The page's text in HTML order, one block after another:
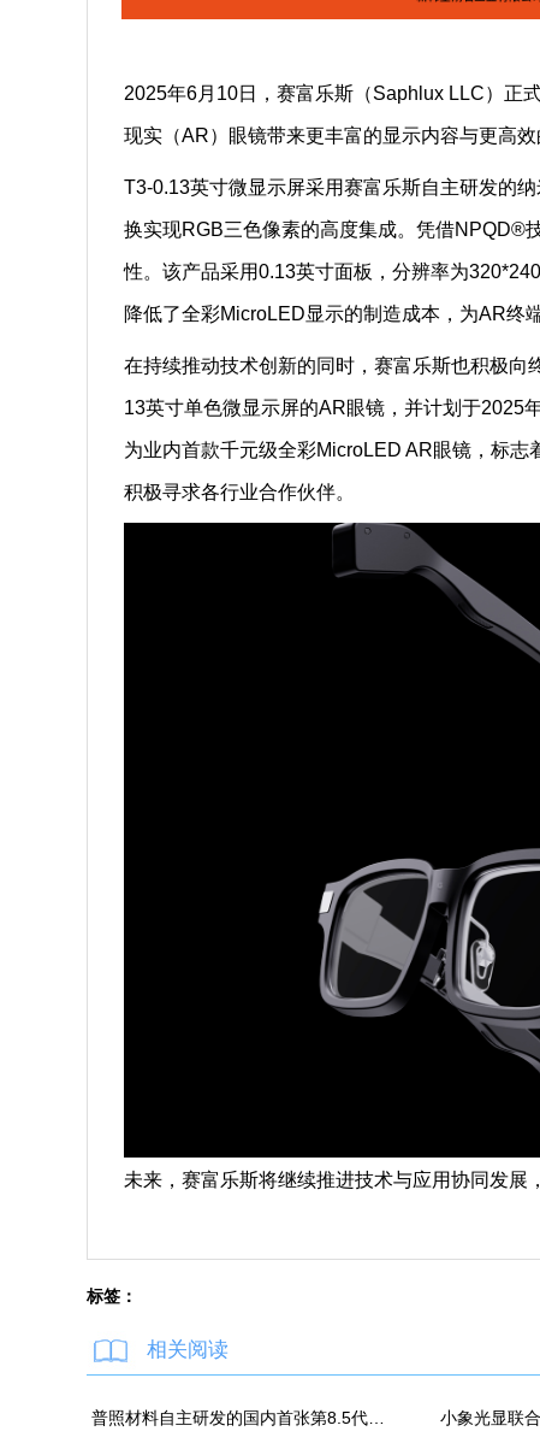
2025年6月10日，赛富乐斯（Saphlux LLC）正
现实（AR）眼镜带来更丰富的显示内容与更高效
T3-0.13英寸微显示屏采用赛富乐斯自主研发的
换实现RGB三色像素的高度集成。凭借NPQD®
性。该产品采用0.13英寸面板，分辨率为
降低了全彩MicroLED显示的制造成本，为AR终
在持续推动技术创新的同时，赛富乐斯也积极
13英寸单色微显示屏的AR眼镜，并计划于2025
为业内首款千元级全彩MicroLED AR眼镜，标
积极寻求各行业合作伙伴。
未来，赛富乐斯将继续推进技术与应用协同发展
标签：
相关阅读